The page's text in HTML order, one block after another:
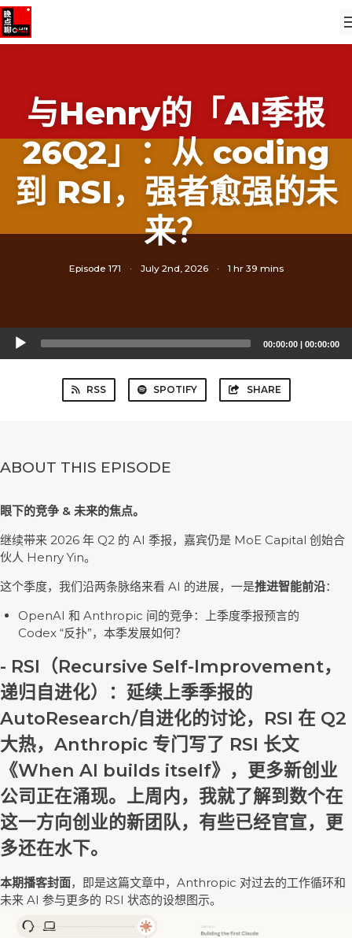
与Henry的「AI季报
26Q2」：从 coding
到 RSI，强者愈强的未
来？
Episode 171 · July 2nd, 2026 · 1 hr 39 mins
Audio
Player
00:00:00 | 00:00:00
RSS SPOTIFY SHARE
ABOUT THIS EPISODE
眼下的竞争 & 未来的焦点。
继续带来 2026 年 Q2 的 AI 季报，嘉宾仍是 MoE Capital 创始合
伙人 Henry Yin。
这个季度，我们沿两条脉络来看 AI 的进展，一是推进智能前沿：
OpenAI 和 Anthropic 间的竞争：上季度季报预言的
Codex “反扑”，本季发展如何？
- RSI（Recursive Self-Improvement，
递归自进化）：延续上季季报的
AutoResearch/自进化的讨论，RSI 在 Q2
大热，Anthropic 专门写了 RSI 长文
《When AI builds itself》，更多新创业
公司正在涌现。上周内，我就了解到数个在
这一方向创业的新团队，有些已经官宣，更
多还在水下。
本期播客封面，即是这篇文章中，Anthropic 对过去的工作循环和
未来 AI 参与更多的 RSI 状态的设想图示。